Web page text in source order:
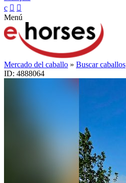
c  
Menú
Mercado del caballo » Buscar caballos
ID: 4888064